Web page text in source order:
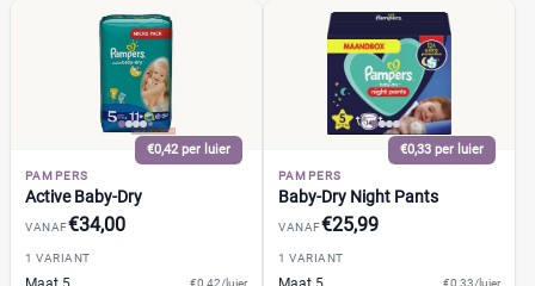
Toujours
Trekpleister
Gewicht kind
40
Verpakking
Standaard pak (9)
€0,42 per luier
PAMPERS
Active Baby-Dry
VANAF€34,00
1 VARIANT
€0,42/luier
€0,33 per luier
PAMPERS
Baby-Dry Night Pants
VANAF€25,99
1 VARIANT
€0,33/luier